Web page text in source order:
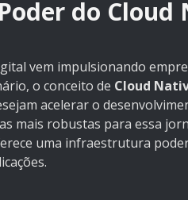
do Cloud
vem impulsionando
o conceito de Cloud
acelerar o
mais robustas para essa
uma infraestrutura